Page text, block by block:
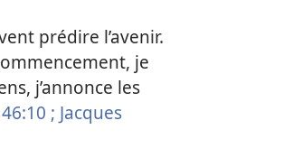
prédire l’avenir.
je
j’annonce les
; Jacques